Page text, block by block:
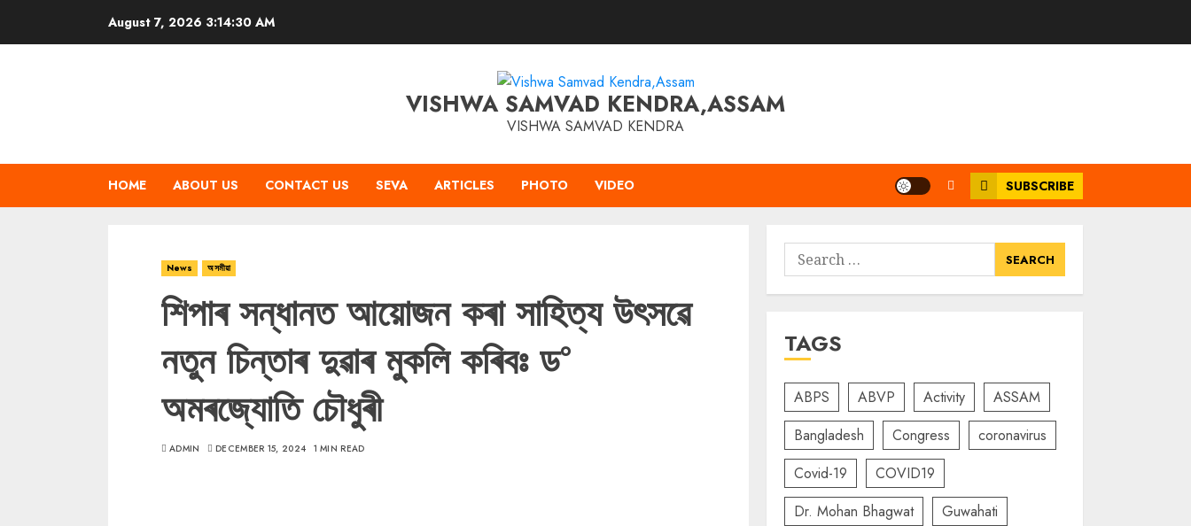
August 7, 2026 3:14:31 AM
VISHWA SAMVAD KENDRA,ASSAM
VISHWA SAMVAD KENDRA
HOME ABOUT US CONTACT US SEVA ARTICLES PHOTO VIDEO SUBSCRIBE
News অসমীয়া
শিপাৰ সন্ধানত আয়োজন কৰা সাহিত্য উৎসৱে
নতুন চিন্তাৰ দুৱাৰ মুকলি কৰিবঃ ড°
অমৰজ্যোতি চৌধুৰী
ADMIN DECEMBER 15, 2024 1 MIN READ
Search
for:
TAGS
ABPS ABVP Activity
ASSAM
Bangladesh
Congress
coronavirus
Covid-19
COVID19
Dr. Mohan Bhagwat
Guwahati